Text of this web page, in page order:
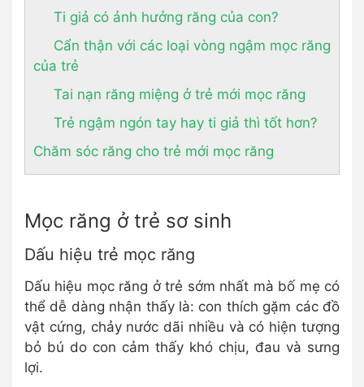
Ti giả có ảnh hưởng răng của con?
Cẩn thận với các loại vòng ngậm mọc răng
của trẻ
Tai nạn răng miệng ở trẻ mới mọc răng
Trẻ ngậm ngón tay hay ti giả thì tốt hơn?
Chăm sóc răng cho trẻ mới mọc răng
Mọc răng ở trẻ sơ sinh
Dấu hiệu trẻ mọc răng
Dấu hiệu mọc răng ở trẻ sớm nhất mà bố mẹ có
thể dễ dàng nhận thấy là: con thích gặm các đồ
vật cứng, chảy nước dãi nhiều và có hiện tượng
bỏ bú do con cảm thấy khó chịu, đau và sưng
lợi.